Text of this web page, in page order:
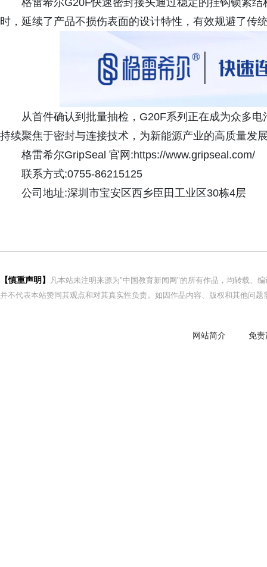
格雷希尔G20F快速密封接头通过稳定的挂钩锁紧
时，延续了产品不损伤表面的设计特性，有效规避了传
从首件确认到批量抽检，G20F系列正在成为众多
持续聚焦于密封与连接技术，为新能源产业的高质量发
格雷希尔GripSeal 官网:https://www.gripseal.com/
联系方式:0755-86215125
公司地址:深圳市宝安区西乡臣田工业区30栋4层
【慎重声明】
凡本站未注明来源为"中国教育新闻网"的所有作品，均转载、
并不代表本站赞同其观点和对其真实性负责。如因作品内容、版权和其他问
网站简介 免责